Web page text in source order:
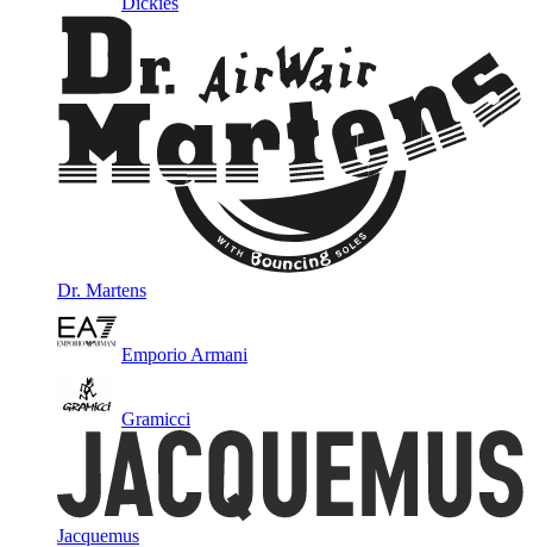
Dr. Martens
Emporio Armani
Gramicci
Jacquemus